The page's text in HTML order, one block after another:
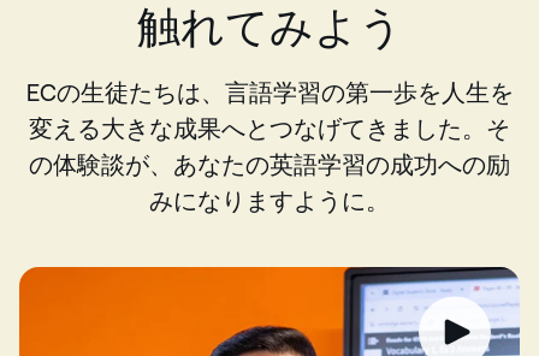
触れてみよう
ECの生徒たちは、言語学習の第一歩を人生を
変える大きな成果へとつなげてきました。そ
の体験談が、あなたの英語学習の成功への励
みになりますように。